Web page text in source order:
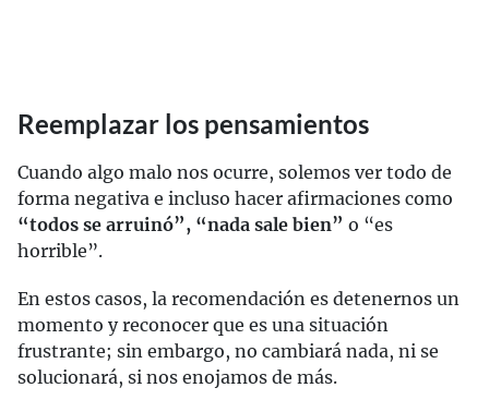
Reemplazar los pensamientos
Cuando algo malo nos ocurre, solemos ver todo de
forma negativa e incluso hacer afirmaciones como
“todos se arruinó”, “nada sale bien” o “es
horrible”.
En estos casos, la recomendación es detenernos un
momento y reconocer que es una situación
frustrante; sin embargo, no cambiará nada, ni se
solucionará, si nos enojamos de más.